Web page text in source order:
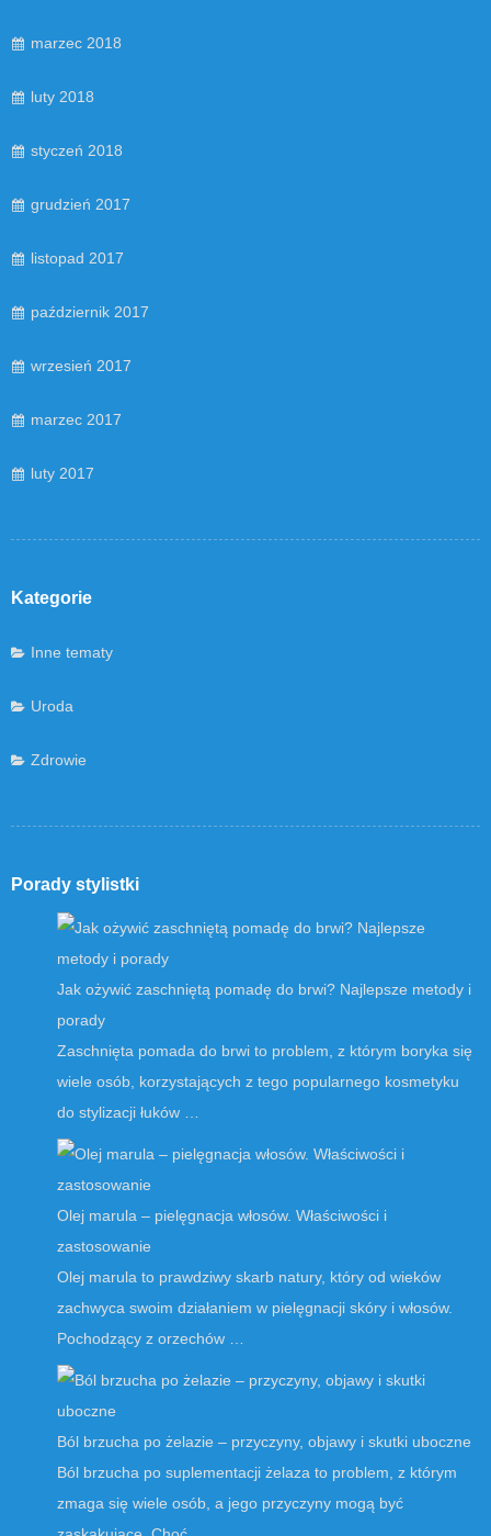
marzec 2018
luty 2018
styczeń 2018
grudzień 2017
listopad 2017
październik 2017
wrzesień 2017
marzec 2017
luty 2017
Kategorie
Inne tematy
Uroda
Zdrowie
Porady stylistki
Jak ożywić zaschniętą pomadę do brwi? Najlepsze metody i
porady
Zaschnięta pomada do brwi to problem, z którym boryka się
wiele osób, korzystających z tego popularnego kosmetyku
do stylizacji łuków …
Olej marula – pielęgnacja włosów. Właściwości i
zastosowanie
Olej marula to prawdziwy skarb natury, który od wieków
zachwyca swoim działaniem w pielęgnacji skóry i włosów.
Pochodzący z orzechów …
Ból brzucha po żelazie – przyczyny, objawy i skutki uboczne
Ból brzucha po suplementacji żelaza to problem, z którym
zmaga się wiele osób, a jego przyczyny mogą być